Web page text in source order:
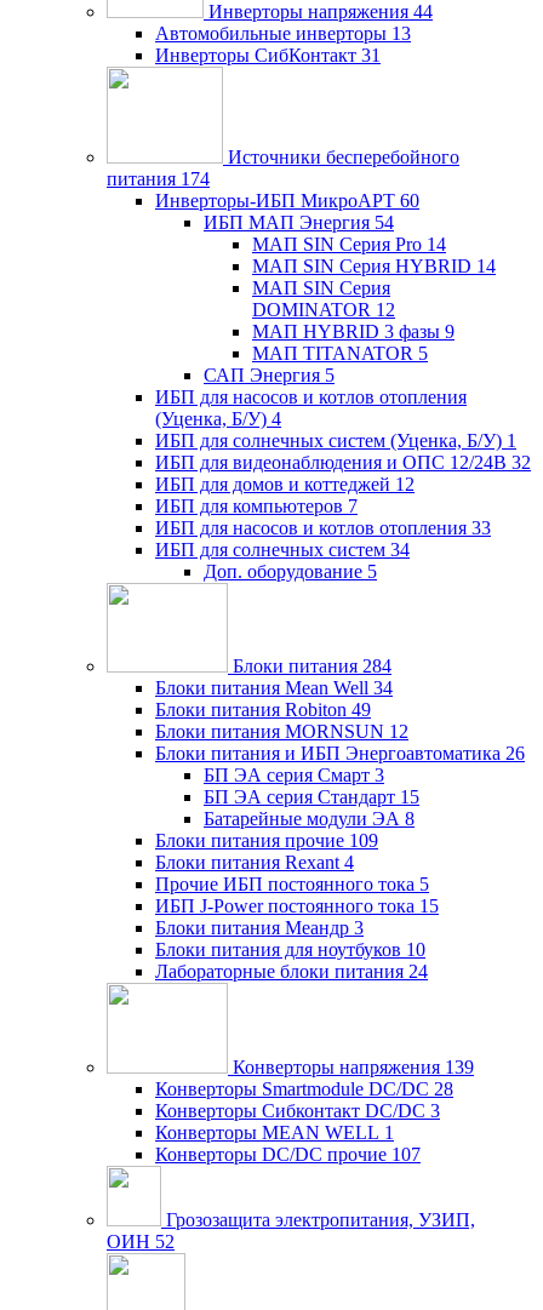
Инверторы напряжения 44
Автомобильные инверторы 13
Инверторы СибКонтакт 31
Источники бесперебойного
питания 174
Инверторы-ИБП МикроАРТ 60
ИБП МАП Энергия 54
МАП SIN Серия Pro 14
МАП SIN Серия HYBRID 14
МАП SIN Серия
DOMINATOR 12
МАП HYBRID 3 фазы 9
МАП TITANATOR 5
САП Энергия 5
ИБП для насосов и котлов отопления
(Уценка, Б/У) 4
ИБП для солнечных систем (Уценка, Б/У) 1
ИБП для видеонаблюдения и ОПС 12/24В 32
ИБП для домов и коттеджей 12
ИБП для компьютеров 7
ИБП для насосов и котлов отопления 33
ИБП для солнечных систем 34
Доп. оборудование 5
Блоки питания 284
Блоки питания Mean Well 34
Блоки питания Robiton 49
Блоки питания MORNSUN 12
Блоки питания и ИБП Энергоавтоматика 26
БП ЭА серия Смарт 3
БП ЭА серия Стандарт 15
Батарейные модули ЭА 8
Блоки питания прочие 109
Блоки питания Rexant 4
Прочие ИБП постоянного тока 5
ИБП J-Power постоянного тока 15
Блоки питания Меандр 3
Блоки питания для ноутбуков 10
Лабораторные блоки питания 24
Конверторы напряжения 139
Конверторы Smartmodule DC/DC 28
Конверторы Сибконтакт DC/DC 3
Конверторы MEAN WELL 1
Конверторы DC/DC прочие 107
Грозозащита электропитания, УЗИП,
ОИН 52